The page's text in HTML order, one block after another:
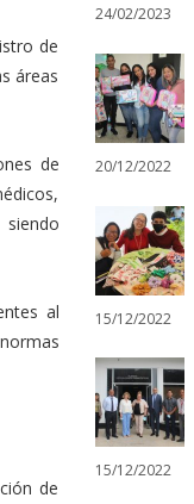
de
áreas
de
al
de
24/02/2023
20/12/2022
15/12/2022
15/12/2022